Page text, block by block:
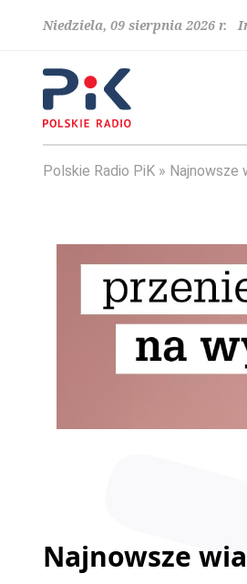
Niedziela, 09 sierpnia 2026 r.
Polskie Radio PiK Najnowsze
Najnowsze